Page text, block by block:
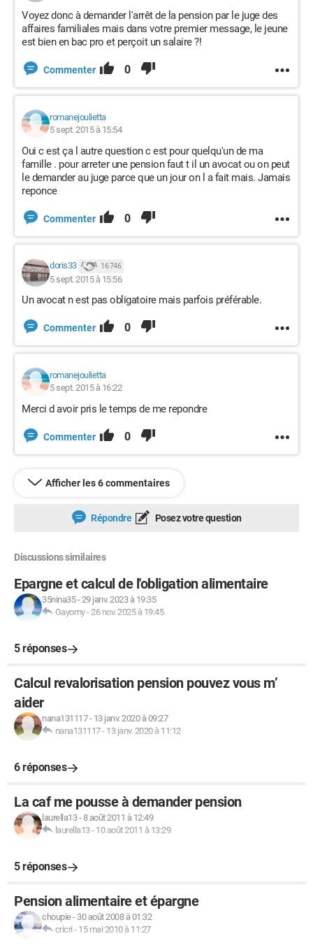
Voyez donc à demander l'arrêt de la pension par le juge des
affaires familiales mais dans votre premier message, le jeune
est bien en bac pro et perçoit un salaire ?!
Commenter 0
romanejoulietta
5 sept. 2015 à 15:54
Oui c est ça l autre question c est pour quelqu'un de ma
famille . pour arreter une pension faut t il un avocat ou on peut
le demander au juge parce que un jour on l a fait mais. Jamais
reponce
Commenter 0
doris33 16 746
5 sept. 2015 à 15:56
Un avocat n est pas obligatoire mais parfois préférable.
Commenter 0
romanejoulietta
5 sept. 2015 à 16:22
Merci d avoir pris le temps de me repondre
Commenter 0
Afficher les 6 commentaires
Répondre Posez votre question
Discussions similaires
Epargne et calcul de l'obligation alimentaire
35nina35-29 janv. 2023 à 19:35
Gayomy-26 nov. 2025 à 19:45
5 réponses
Calcul revalorisation pension pouvez vous m’
aider
nana131117- 13 janv. 2020 à 09:27
nana131117- 13 janv. 2020 à 11:12
6 réponses
La caf me pousse à demander pension
laurella13-8 août 2011 à 12:49
laurella13- 10 août 2011 à 13:29
5 réponses
Pension alimentaire et épargne
choupie- 30 août 2008 à 01:32
cricri - 15 mai 2010 à 11:27